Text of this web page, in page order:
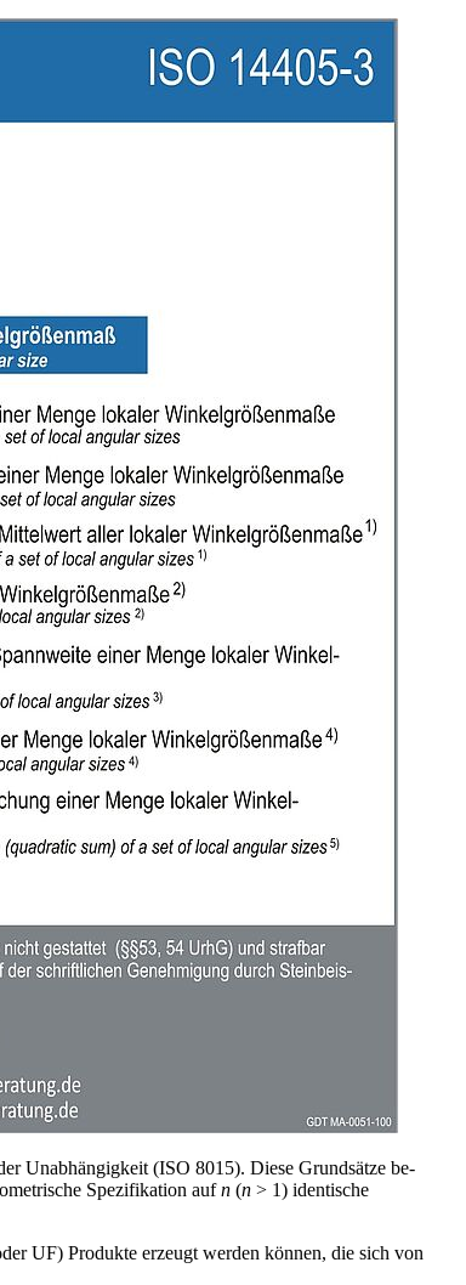
Unabhän­gigkeit (ISO 8015). Diese Grundsätze be­
Spezi­fikation aufn (n > 1) identi­sche
UF) Produkte er­zeugt werden können, die sich von